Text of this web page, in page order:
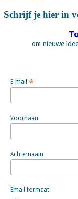
Schrijf je hier in
om nieuwe
E-mail *
Voornaam
Achternaam
Email formaat: